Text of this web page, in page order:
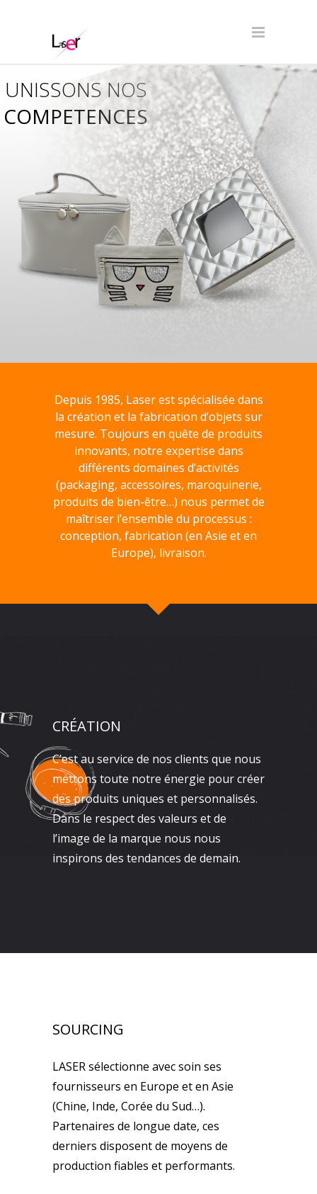
COMPETENCES
UNISSONS NOS
Depuis 1985, Laser est spécialisée dans
la création et la fabrication d’objets sur
mesure. Toujours en quête de produits
innovants, notre expertise dans
différents domaines d’activités
(packaging, accessoires, maroquinerie,
produits de bien-être…) nous permet de
maîtriser l’ensemble du processus :
conception, fabrication (en Asie et en
Europe), livraison.
CRÉATION
C’est au service de nos clients que nous
mettons toute notre énergie pour créer
des produits uniques et personnalisés.
Dans le respect des valeurs et de
l’image de la marque nous nous
inspirons des tendances de demain.
SOURCING
LASER sélectionne avec soin ses
fournisseurs en Europe et en Asie
(Chine, Inde, Corée du Sud…).
Partenaires de longue date, ces
derniers disposent de moyens de
production fiables et performants.